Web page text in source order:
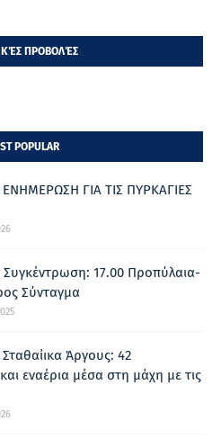
ΠΡΟΒΟΛΈΣ
POPULAR
ΓΙΑ ΤΙΣ ΠΥΡΚΑΓΙΕΣ
17.00 Προπύλαια-
Σύνταγμα
Άργους: 42
εναέρια μέσα στη μάχη με τις